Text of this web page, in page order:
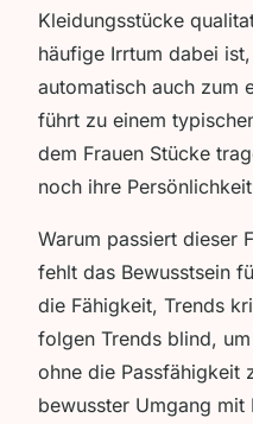
Kleidungsstücke
häufige Irrtum dabei
automatisch auch zum
führt zu einem
dem Frauen Stücke
noch ihre
Warum passiert dieser
fehlt das Bewusstsein
die Fähigkeit, Trends
folgen Trends blind,
ohne die Passfähigkeit
bewusster Umgang mit